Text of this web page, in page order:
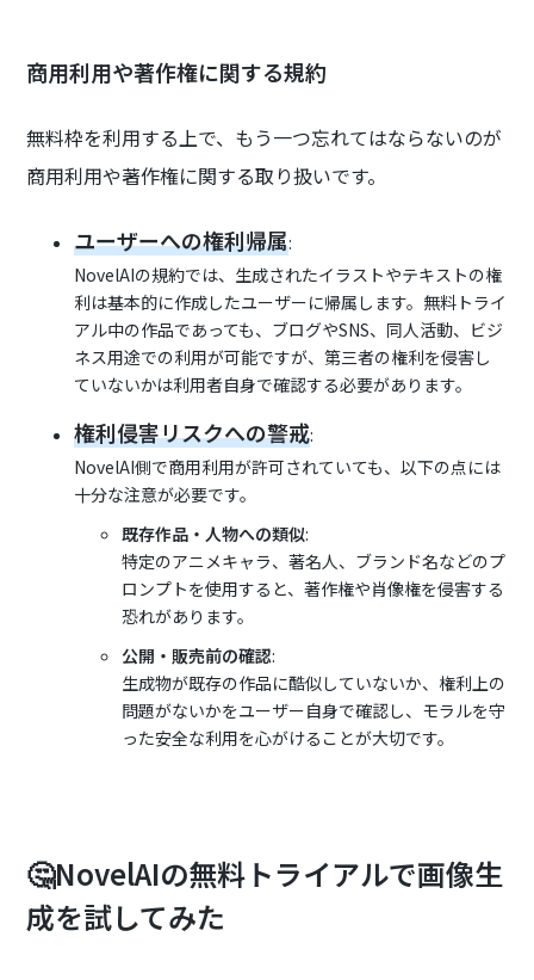
商用利用や著作権に関する規約
無料枠を利用する上で、もう一つ忘れてはならないのが
商用利用や著作権に関する取り扱いです。
ユーザーへの権利帰属:
NovelAIの規約では、生成されたイラストやテキストの権
利は基本的に作成したユーザーに帰属します。無料トライ
アル中の作品であっても、ブログやSNS、同人活動、ビジ
ネス用途での利用が可能ですが、第三者の権利を侵害し
ていないかは利用者自身で確認する必要があります。
権利侵害リスクへの警戒:
NovelAI側で商用利用が許可されていても、以下の点には
十分な注意が必要です。
既存作品・人物への類似:
特定のアニメキャラ、著名人、ブランド名などのプ
ロンプトを使用すると、著作権や肖像権を侵害する
恐れがあります。
公開・販売前の確認:
生成物が既存の作品に酷似していないか、権利上の
問題がないかをユーザー自身で確認し、モラルを守
った安全な利用を心がけることが大切です。
🤔NovelAIの無料トライアルで画像生
成を試してみた